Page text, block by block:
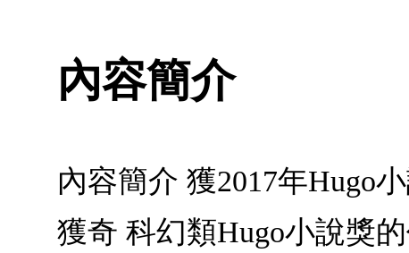
內容簡介
內容簡介 獲2017年Hugo
獲奇 科幻類Hugo小說獎